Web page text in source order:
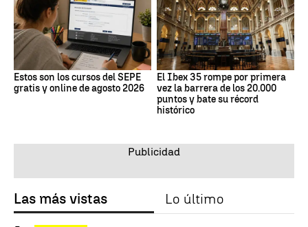
Estos son los cursos del SEPE
gratis y online de agosto 2026
El Ibex 35 rompe por primera
vez la barrera de los 20.000
puntos y bate su récord
histórico
Las más vistas Lo último